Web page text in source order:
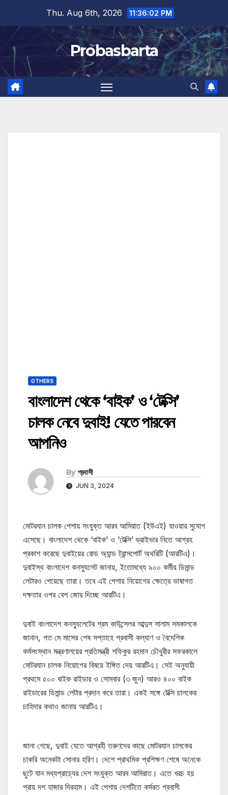
content
Thu. Aug 6th, 2026 11:36:02 PM
Probasbarta
OTHERS
বাংলাদেশ থেকে ‘বাইক’ ও ‘টেক্সি’
চালক নেবে দুবাই! যেতে পারবেন
আপনিও
By প্রবাসী
JUN 3, 2024
মোটরযান চালক পেশায় সংযুক্ত আরব আমিরাত (ইউএই) যাওয়ার সুযোগ
এসেছে। বাংলাদেশ থেকে ‘বাইক’ ও ‘টেক্সি’ ড্রাইভার নিতে আগ্রহ
প্রকাশ করেছে দুবাইয়ের রোড অ্যান্ড ট্রান্সপোর্ট অথরিটি (আরটিএ)।
দুবাইস্থ বাংলাদেশ কনস্যুলেট জানায়, ইতোমধ্যে ৯০০ কর্মীর ডিমান্ড
লেটারও পেয়েছে তারা। তবে এই পেশায় নিয়োগের ক্ষেত্রে ভাষাগত
দক্ষতার ওপর বেশ জোর দিচ্ছে আরটিএ।
দুবাই বাংলাদেশ কনস্যুলেটের শ্রম কাউন্সেলর আব্দুস সালাম সমকালকে
জানান, গত মে মাসের শেষ সপ্তাহে প্রবাসী কল্যাণ ও বৈদেশিক
কর্মসংস্থান মন্ত্রণালয়ের প্রতিমন্ত্রী শফিকুর রহমান চৌধুরীর সফরকালে
মোটরযান চালক নিয়োগের বিষয়ে ইঙ্গিত দেয় আরটিএ। সেই অনুযায়ী
প্রথমে ৫০০ বাইক রাইডার ও সোমবার (৩ জুন) আরও ৪০০ বাইক
রাইডারের ডিমান্ড লেটার প্রদান করে তারা। একই সঙ্গে টেক্সি চালকের
চাহিদার কথাও জানায় আরটিএ।
জানা গেছে, দুবাই যেতে আগ্রহী তরুণদের কাছে মোটরযান চালকের
চাকরি অনেকটা সোনার হরিণ। দেশে প্রাথমিক প্রশিক্ষণ শেষে অনেকে
ছুটে যান মধ্যপ্রাচ্যের দেশ সংযুক্ত আরব আমিরাত। এতে খরচ হয়
প্রায় দশ হাজার দিরহাম। এই পেশায় দেশটিতে কর্মরত প্রবাসী